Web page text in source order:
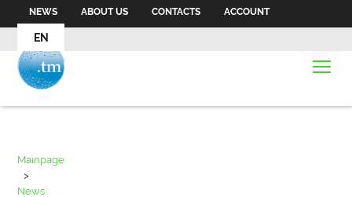
NEWS ABOUT US CONTACTS ACCOUNT
EN
Mainpage
>
News